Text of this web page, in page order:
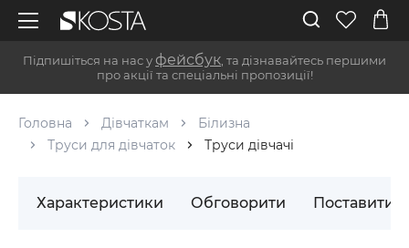
Підпишіться на нас у фейсбук , та дізнавайтесь першими
про акції та спеціальні пропозиції!
Головна Дівчаткам
Білизна
Труси для дівчаток
Труси дівчачі
Характеристики Обговорити Поставити